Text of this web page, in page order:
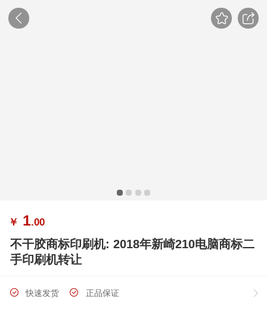
￥ 1.00
不干胶商标印刷机: 2018年新崎210电脑商标二
手印刷机转让
快速发货 正品保证